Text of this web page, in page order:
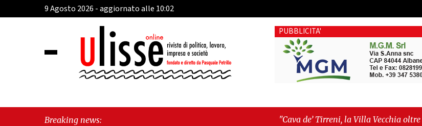
9 Agosto 2026 - aggiornato alle 10:02
PUBBLICITA'
Breaking news: "Cava de’ Tirreni, la Villa Vecchia oltre i vandali: il vero